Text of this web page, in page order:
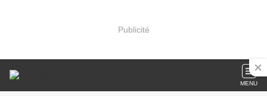
Publicité
MENU